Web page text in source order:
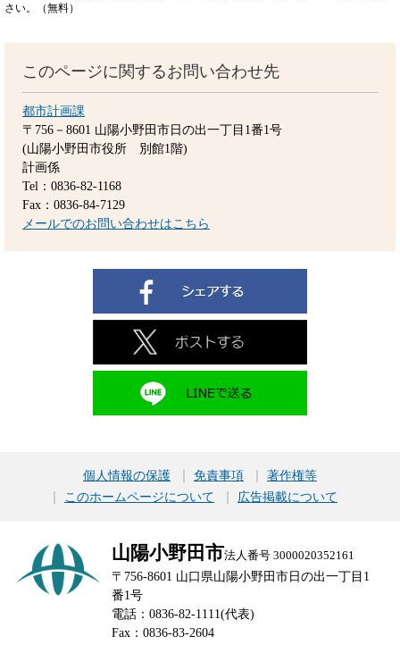
さい。（無料）
このページに関するお問い合わせ先
都市計画課
〒756－8601 山陽小野田市日の出一丁目1番1号
(山陽小野田市役所 別館1階)
計画係
Tel：0836-82-1168
Fax：0836-84-7129
メールでのお問い合わせはこちら
個人情報の保護 免責事項
著作権等
このホームページについて
広告掲載について
山陽小野田市法人番号 3000020352161
〒756-8601 山口県山陽小野田市日の出一丁目1
番1号
電話：0836-82-1111(代表)
Fax：0836-83-2604